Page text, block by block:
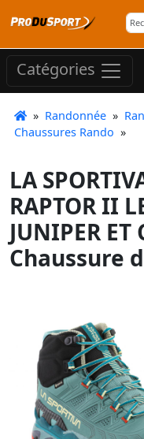
Catégories
» Randonnée »
Chaussures Rando »
LA
RAPTOR II
JUNIPER ET
Chaussure